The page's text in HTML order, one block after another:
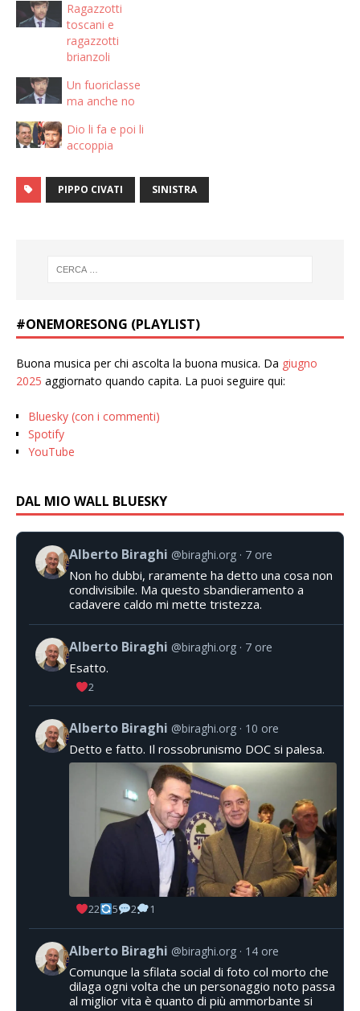
Ragazzotti
toscani e
ragazzotti
brianzoli
Un fuoriclasse
ma anche no
Dio li fa e poi li
accoppia
PIPPO CIVATI SINISTRA
#ONEMORESONG (PLAYLIST)
Buona musica per chi ascolta la buona musica. Da giugno
2025 aggiornato quando capita. La puoi seguire qui:
Bluesky (con i commenti)
Spotify
YouTube
DAL MIO WALL BLUESKY
Alberto Biraghi @biraghi.org 7 ore
Non ho dubbi, raramente ha detto una cosa non
condivisibile. Ma questo sbandieramento a
cadavere caldo mi mette tristezza.
Alberto Biraghi @biraghi.org 7 ore
Esatto.
2
Alberto Biraghi @biraghi.org 10 ore
Detto e fatto. Il rossobrunismo DOC si palesa.
22 5 2 1
Alberto Biraghi @biraghi.org 14 ore
Comunque la sfilata social di foto col morto che
dilaga ogni volta che un personaggio noto passa
al miglior vita è quanto di più ammorbante si